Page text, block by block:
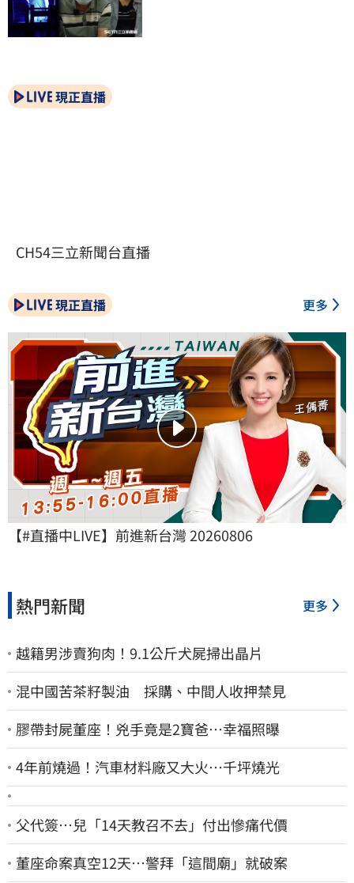
現正直播
CH54三立新聞台直播
現正直播 更多
【#直播中LIVE】前進新台灣 20260806
熱門新聞 更多
越籍男涉賣狗肉！9.1公斤犬屍掃出晶片
混中國苦茶籽製油 採購、中間人收押禁見
膠帶封屍董座！兇手竟是2寶爸…幸福照曝
4年前燒過！汽車材料廠又大火…千坪燒光
父代簽…兒「14天教召不去」付出慘痛代價
董座命案真空12天…警拜「這間廟」就破案